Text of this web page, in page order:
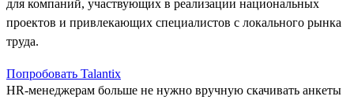
для компаний, участвующих в реализации национальных
проектов и привлекающих специалистов с локального рынка
труда.
Попробовать Talantix
HR-менеджерам больше не нужно вручную скачивать анкеты